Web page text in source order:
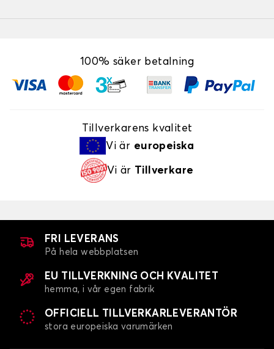
100% säker betalning
Tillverkarens kvalitet
Vi är europeiska
Vi är Tillverkare
FRI LEVERANS
På hela webbplatsen
EU TILLVERKNING OCH KVALITET
hemma, i vår egen fabrik
OFFICIELL TILLVERKARLEVERANTÖR
stora europeiska varumärken